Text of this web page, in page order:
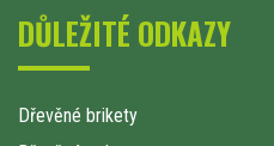
DŮLEŽITÉ ODKAZY
Dřevěné brikety